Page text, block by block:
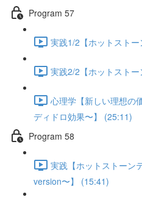
Program 57
実践1/2【ホットスト
実践2/2【ホットスト
心理学【新しい理想の
ディドロ効果〜】 (25:11)
Program 58
実践【ホットストーン
version〜】 (15:41)